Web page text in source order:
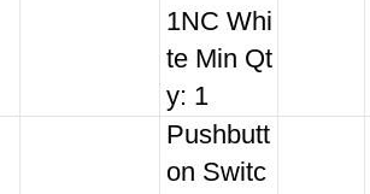
1NC Whi
te Min Qt
y: 1
Pushbutt
on Switc